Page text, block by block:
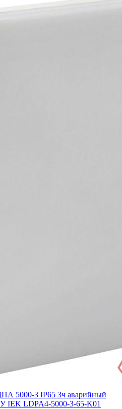
5000-3 IP65 3ч аварийный
IEK LDPA4-5000-3-65-K01